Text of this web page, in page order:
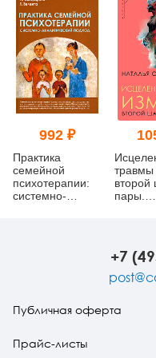
992 ₽
Практика
семейной
психотерапии:
системно-
второй
пары.
+7
Публичная оферта
Прайс-листы